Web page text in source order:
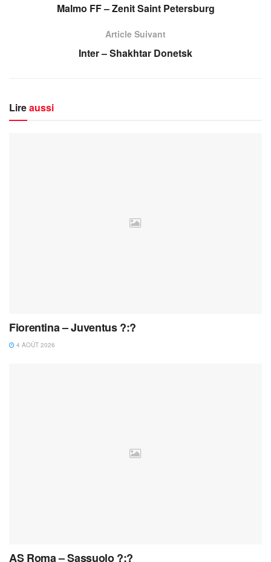
Malmo FF – Zenit Saint Petersburg
Article Suivant
Inter – Shakhtar Donetsk
Lireaussi
Fiorentina – Juventus ?:?
4 AOÛT 2026
AS Roma – Sassuolo ?:?